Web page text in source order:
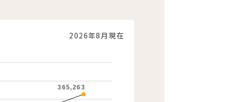
2026年8月現在
365,263